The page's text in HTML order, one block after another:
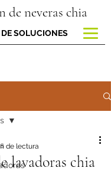
de neveras chia
SOLUCIONES
lavadoras chia
de lectura